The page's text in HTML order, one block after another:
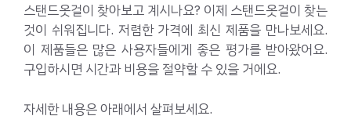
스탠드옷걸이 찾아보고 계시나요? 이제 스탠드옷걸이 찾는
것이 쉬워집니다. 저렴한 가격에 최신 제품을 만나보세요.
이 제품들은 많은 사용자들에게 좋은 평가를 받아왔어요.
구입하시면 시간과 비용을 절약할 수 있을 거에요.
자세한 내용은 아래에서 살펴보세요.